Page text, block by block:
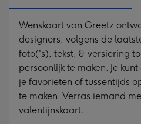
Wenskaart van Greetz
designers, volgens de
foto('s), tekst, & versiering
persoonlijk te maken. Je
je favorieten of tussentijds
te maken. Verras iemand
valentijnskaart.